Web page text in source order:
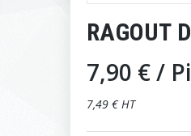
RAGOUT
7,90 €/
7,49 € HT